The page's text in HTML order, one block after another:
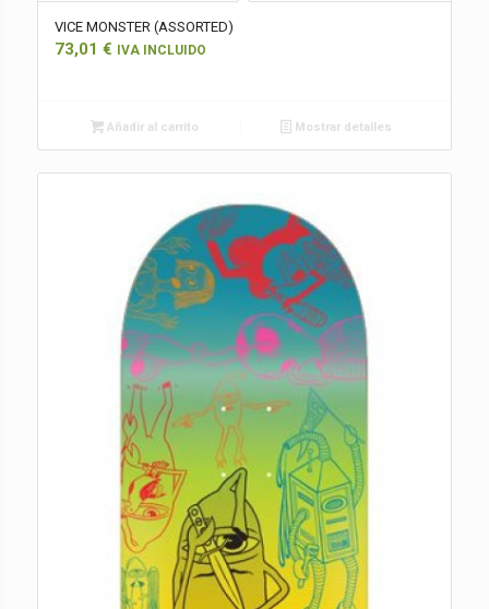
VICE MONSTER (ASSORTED)
73,01 € IVA INCLUIDO
Añadir al carrito Mostrar detalles